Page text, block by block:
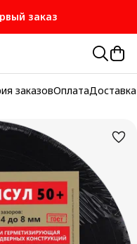
заказ
заказовОплатаДоставка